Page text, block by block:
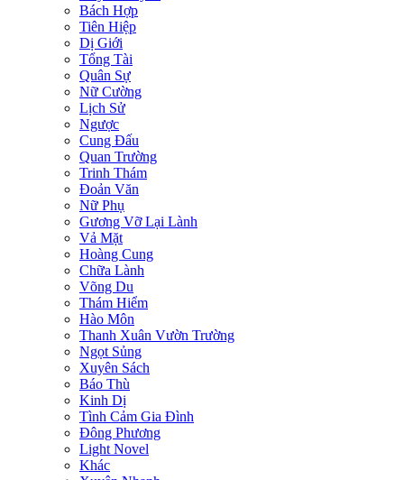
Bách Hợp
Tiên Hiệp
Dị Giới
Tổng Tài
Quân Sự
Nữ Cường
Lịch Sử
Ngược
Cung Đấu
Quan Trường
Trinh Thám
Đoản Văn
Nữ Phụ
Gương Vỡ Lại Lành
Vả Mặt
Hoàng Cung
Chữa Lành
Võng Du
Thám Hiểm
Hào Môn
Thanh Xuân Vườn Trường
Ngọt Sủng
Xuyên Sách
Báo Thù
Kinh Dị
Tình Cảm Gia Đình
Đông Phương
Light Novel
Khác